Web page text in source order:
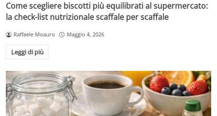
Come scegliere biscotti più equilibrati al supermercato:
la check-list nutrizionale scaffale per scaffale
Raffaele Moauro Maggio 4, 2026
Leggi di più